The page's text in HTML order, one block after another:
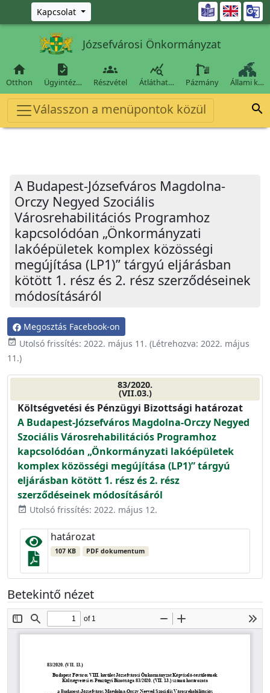
Ugrás a fő tartalomra
Kapcsolat 
Józsefvárosi Önkormányzat

Otthon

Ügyintéz…

Részvétel

Átláthat… Pázmány Állami k…
Válasszon a menüpontok közül 
A Budapest-Józsefváros Magdolna-
Orczy Negyed Szociális
Városrehabilitációs Programhoz
kapcsolódóan „Önkormányzati
lakóépületek komplex közösségi
megújítása (LP1)” tárgyú eljárásban
kötött 1. rész és 2. rész szerződéseinek
módosításáról
Megosztás Facebook-on
event_available Utolsó frissítés: 2022. május 11. (Létrehozva: 2022. május
11.)
83/2020.
(VII.03.)
Költségvetési és Pénzügyi Bizottsági határozat
A Budapest-Józsefváros Magdolna-Orczy Negyed
Szociális Városrehabilitációs Programhoz
kapcsolódóan „Önkormányzati lakóépületek
komplex közösségi megújítása (LP1)” tárgyú
eljárásban kötött 1. rész és 2. rész
szerződéseinek módosításáról
event_available Utolsó frissítés: 2022. május 12.
határozat
107 KB PDF dokumentum
Betekintő nézet